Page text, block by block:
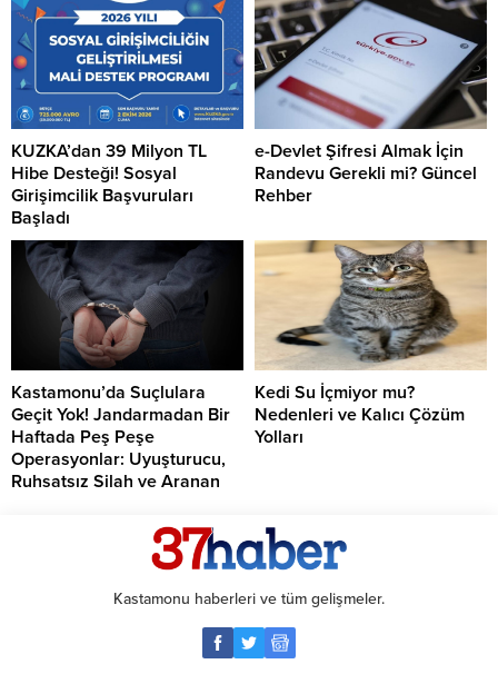
KUZKA’dan 39 Milyon TL
Hibe Desteği! Sosyal
Girişimcilik Başvuruları
Başladı
e-Devlet Şifresi Almak İçin
Randevu Gerekli mi? Güncel
Rehber
Kastamonu’da Suçlulara
Geçit Yok! Jandarmadan Bir
Haftada Peş Peşe
Operasyonlar: Uyuşturucu,
Ruhsatsız Silah ve Aranan
Kedi Su İçmiyor mu?
Nedenleri ve Kalıcı Çözüm
Yolları
Kastamonu haberleri ve tüm gelişmeler.